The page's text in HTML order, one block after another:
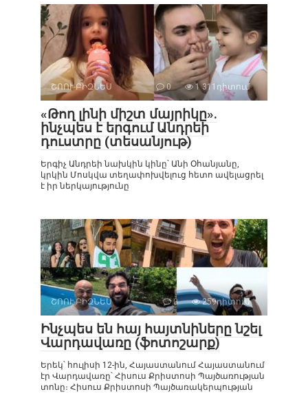
ՇՈՈՒ-ԲԻԶՆԵՍ 0 1 311դիտում
«Թող լինի միշտ մայրիկը».
ինչպես է երգում Անդրեի
դուստրը (տեսանյութ)
Երգիչ Անդրեի նախկին կինը՝ Անի Օհանյանը,
կրկին Մոսկվա տեղափոխվելուց հետո ավելացրել
է իր ներկայությունը
ՇՈՈՒ-ԲԻԶՆԵՍ 0 259դիտում
Ինչպես են հայ հայտնիները նշել
Վարդավառը (ֆոտոշարք)
Երեկ՝ հուլիսի 12-ին, Հայաստանում Հայաստանում
էր Վարդավառը՝ Հիսուս Քրիստոսի Պայծառության
տոնը։ Հիսուս Քրիստոսի Պայծառակերպության